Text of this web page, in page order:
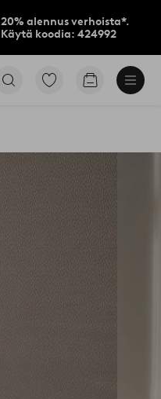
20% alennus verhoista*.
Käytä koodia: 424992
Siirry
Siirry